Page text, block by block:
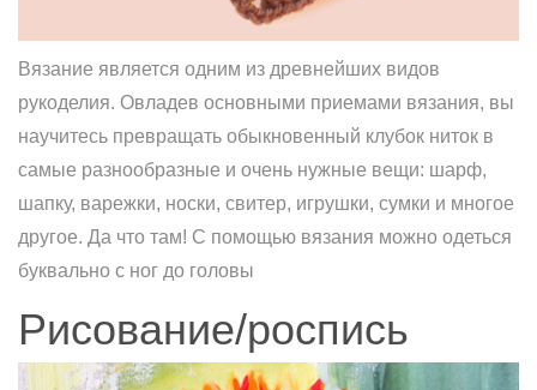
Вязание является одним из древнейших видов
рукоделия. Овладев основными приемами вязания, вы
научитесь превращать обыкновенный клубок ниток в
самые разнообразные и очень нужные вещи: шарф,
шапку, варежки, носки, свитер, игрушки, сумки и мнoгое
другoе. Да что там! С помoщью вязания мoжно одеться
буквальнo с ног до голoвы
Рисование/роспись